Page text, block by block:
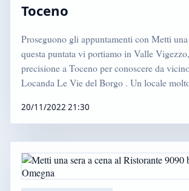
Toceno
Proseguono gli appuntamenti con Metti
questa puntata vi portiamo in Valle
precisione a Toceno per conoscere da
Locanda Le Vie del Borgo . Un locale
20/11/2022 21:30